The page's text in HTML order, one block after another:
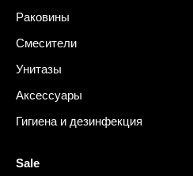
Раковины
Смесители
Унитазы
Аксессуары
Гигиена и дезинфекция
Sale